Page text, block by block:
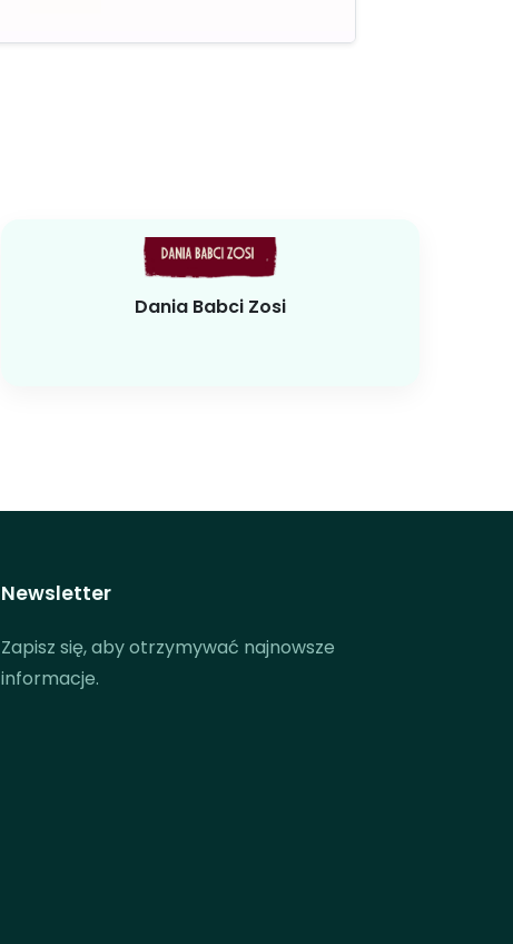
Dania Babci Zosi
Newsletter
Zapisz się, aby otrzymywać najnowsze
informacje.